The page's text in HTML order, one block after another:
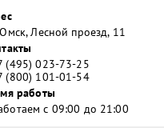
Омск, ​Лесной проезд, 11
(495) 023-73-25
(800) 101-01-54
работы
с 09:00 до 21:00